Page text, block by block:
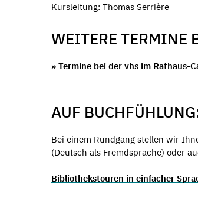
Kursleitung: Thomas Serrière
WEITERE TERMINE
» Termine bei der vhs im Rathaus-
AUF
Bei einem Rundgang stellen wir
(Deutsch als Fremdsprache) oder
Bibliothekstouren in einfacher